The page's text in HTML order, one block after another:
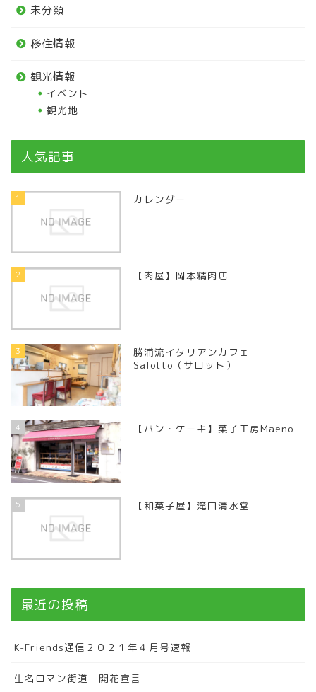
未分類
移住情報
観光情報
イベント
観光地
人気記事
1 カレンダー
2 【肉屋】岡本精肉店
3
勝浦流イタリアンカフェ
Salotto（サロット）
4 【パン・ケーキ】菓子工房Maeno
5 【和菓子屋】滝口清水堂
最近の投稿
K-Friends通信２０２１年４月号速報
生名ロマン街道 開花宣言